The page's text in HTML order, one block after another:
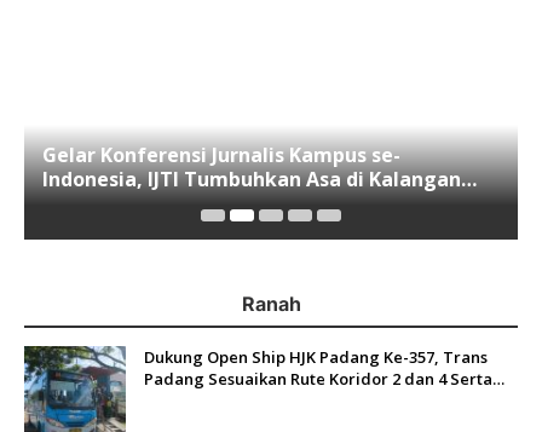
Gelar Konferensi Jurnalis Kampus se-
Indonesia, IJTI Tumbuhkan Asa di Kalangan
Jurnalis Muda di Era Disruspi Digital
Ranah
Dukung Open Ship HJK Padang Ke-357, Trans
Padang Sesuaikan Rute Koridor 2 dan 4 Serta